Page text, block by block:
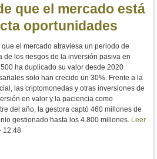
que el mercado está
oportunidades
el mercado atraviesa un periodo de
de los riesgos de la inversión pasiva en
ha duplicado su valor desde 2020
solo han crecido un 30%. Frente a la
las criptomonedas y otras inversiones de
en valor y la paciencia como
del año, la gestora captó 460 millones de
gestionado hasta los 4.800 millones. Leer
12:48